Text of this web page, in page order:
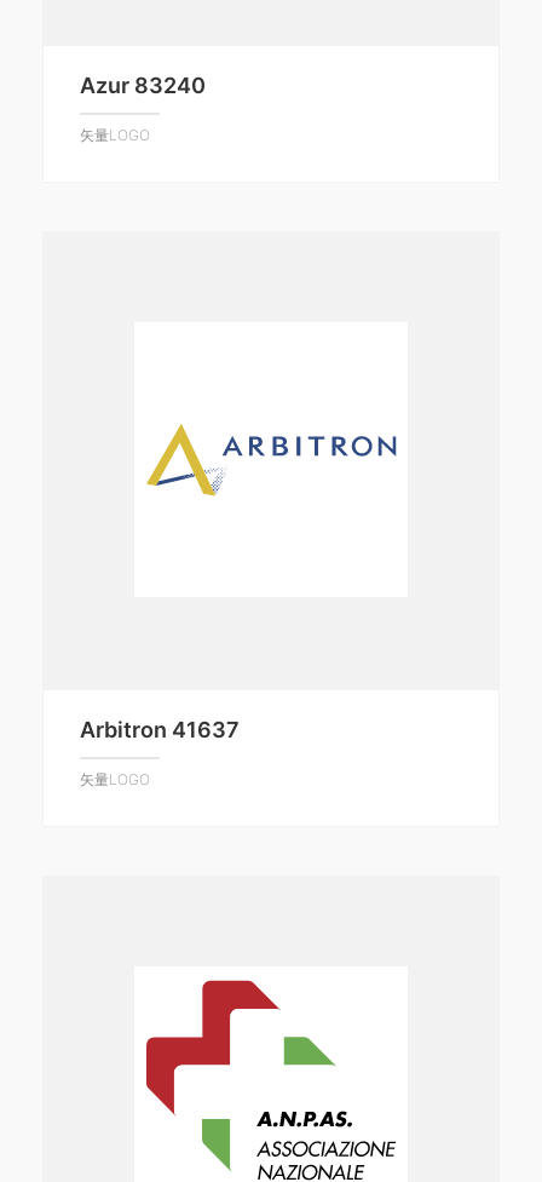
Azur 83240
矢量LOGO
Arbitron 41637
矢量LOGO